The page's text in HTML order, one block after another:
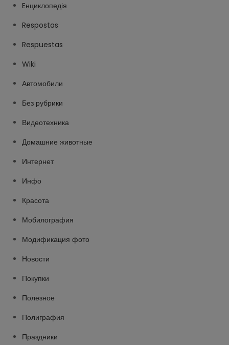
Eнциклопедія
Respostas
Respuestas
Wiki
Автомобили
Без рубрики
Видеотехника
Домашние животные
Интернет
Инфо
Красота
Мобилография
Модификация фото
Новости
Покупки
Полезное
Полиграфия
Праздники